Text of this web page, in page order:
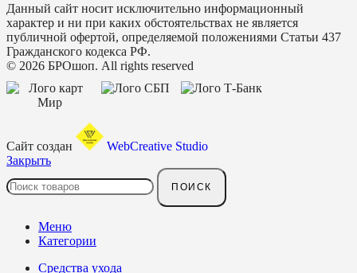
Данный сайт носит исключительно информационный
характер и ни при каких обстоятельствах не является
публичной офертой, определяемой положениями Статьи 437
Гражданского кодекса РФ.
© 2026 БРОшоп. All rights reserved
Сайт создан
WebCreative Studio
Закрыть
ПОИСК
Меню
Категории
Средства ухода